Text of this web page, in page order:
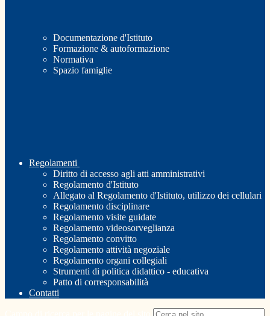
Documentazione d'Istituto
Formazione & autoformazione
Normativa
Spazio famiglie
Regolamenti
Diritto di accesso agli atti amministrativi
Regolamento d'Istituto
Allegato al Regolamento d'Istituto, utilizzo dei cellulari
Regolamento disciplinare
Regolamento visite guidate
Regolamento videosorveglianza
Regolamento convitto
Regolamento attività negoziale
Regolamento organi collegiali
Strumenti di politica didattico - educativa
Patto di corresponsabilità
Contatti